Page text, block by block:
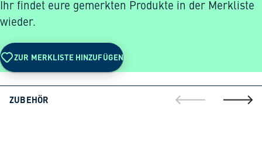
Ihr findet eure gemerkten Produkte in der Merkliste
wieder.
ZUR MERKLISTE HINZUFÜGEN
ZUBEHÖR
gehe zur gehe